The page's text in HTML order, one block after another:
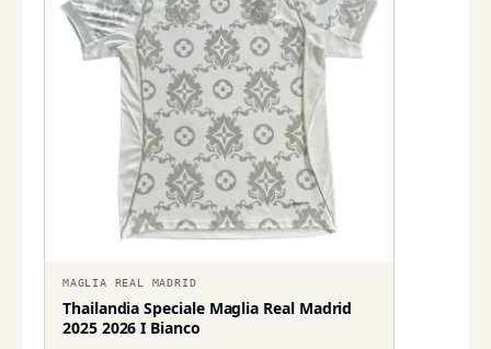
MAGLIA REAL MADRID
Thailandia Speciale Maglia Real Madrid
2025 2026 I Bianco